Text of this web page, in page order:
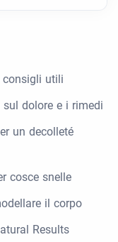
consigli utili
dolore e i rimedi
un decolleté
cosce snelle
il corpo
Results